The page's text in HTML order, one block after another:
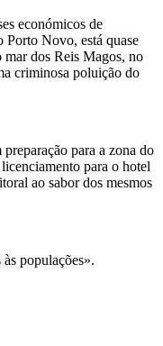
económicos de
Porto Novo, está quase
mar dos Reis Magos, no
criminosa poluição do
para a zona do
para o hotel
ao sabor dos mesmos
populações».